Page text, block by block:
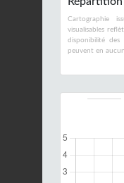
Cartographie
visualisables
disponibilité
peuvent en